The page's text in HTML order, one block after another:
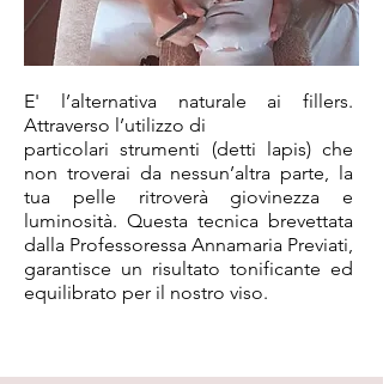
E' l’alternativa naturale ai fillers.
Attraverso l’utilizzo di
particolari strumenti (detti lapis) che
non troverai da nessun’altra parte, la
tua pelle ritroverà giovinezza e
luminosità. Questa tecnica brevettata
dalla Professoressa Annamaria Previati,
garantisce un risultato tonificante ed
equilibrato per il nostro viso.